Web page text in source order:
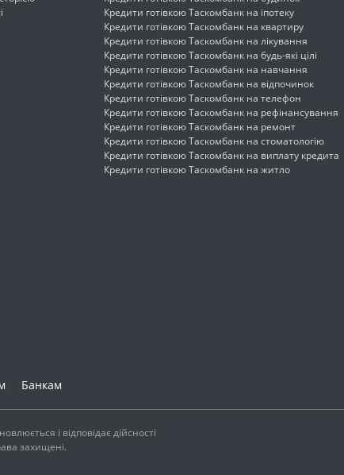
Кредити готівкою Таскомбанк на іпотеку
Кредити готівкою Таскомбанк на квартиру
Кредити готівкою Таскомбанк на лікування
Кредити готівкою Таскомбанк на будь-які цілі
Кредити готівкою Таскомбанк на навчання
Кредити готівкою Таскомбанк на відпочинок
Кредити готівкою Таскомбанк на телефон
Кредити готівкою Таскомбанк на рефінансування
Кредити готівкою Таскомбанк на ремонт
Кредити готівкою Таскомбанк на стоматологію
Кредити готівкою Таскомбанк на виплату кредита
Кредити готівкою Таскомбанк на житло
Банкам
і відповідає дійсності
захищені.